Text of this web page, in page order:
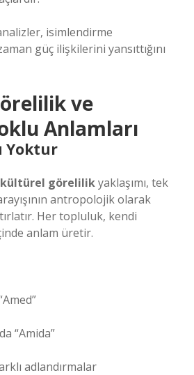
isimlendirme
güç ilişkilerini yansıttığını
ve
Anlamları
Yoktur
kültürel görelilikyaklaşımı, tek
antropolojik olarak
Her topluluk, kendi
anlam üretir.
“Amida”
adlandırmalar